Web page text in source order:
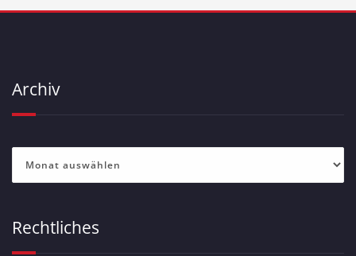
Archiv
Rechtliches